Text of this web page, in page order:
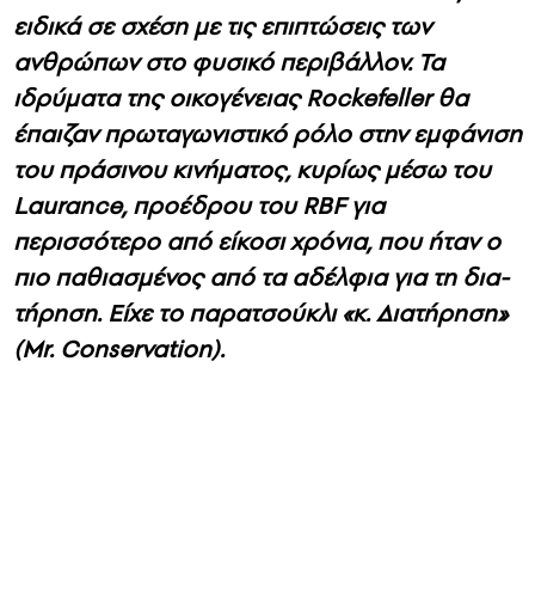
ειδικά σε σχέση με τις επιπτώσεις των
ανθρώπων στο φυσικό περιβάλλον. Τα
ιδρύματα της οικογένειας Rockefeller θα
έπαιζαν πρωταγωνιστικό ρόλο στην εμφάνιση
του πράσινου κινήματος, κυρίως μέσω του
Laurance, προέδρου του RBF για
περισσότερο από είκοσι χρόνια, που ήταν ο
πιο παθιασμένος από τα αδέλφια για τη δια­
τήρηση. Είχε το παρατσούκλι «κ. Διατήρηση»
(Mr. Conservation).